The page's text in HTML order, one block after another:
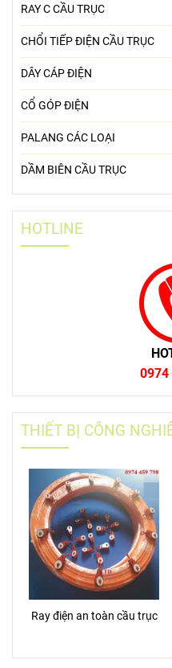
RAY C CẦU TRỤC
CHỔI TIẾP ĐIỆN CẦU TRỤC
DÂY CÁP ĐIỆN
CỔ GÓP ĐIỆN
PALANG CÁC LOẠI
DẦM BIÊN CẦU TRỤC
HOTLINE
0974
THIẾT BỊ CÔNG
Ray điện an toàn cầu trục